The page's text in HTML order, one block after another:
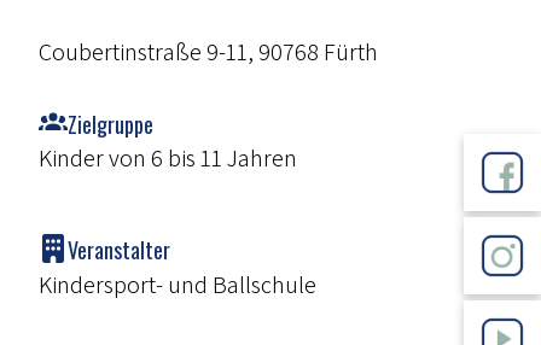
Coubertinstraße 9-11, 90768 Fürth
Zielgruppe
Kinder von 6 bis 11 Jahren
Veranstalter
Kindersport- und Ballschule